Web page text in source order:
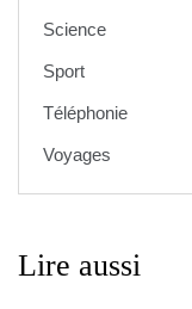
Science
Sport
Téléphonie
Voyages
Lire aussi